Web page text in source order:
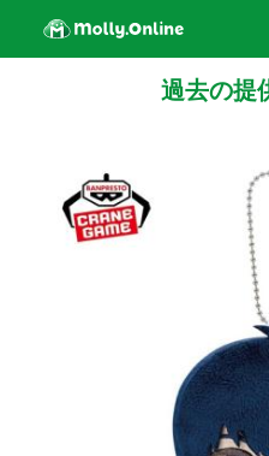
過去の提